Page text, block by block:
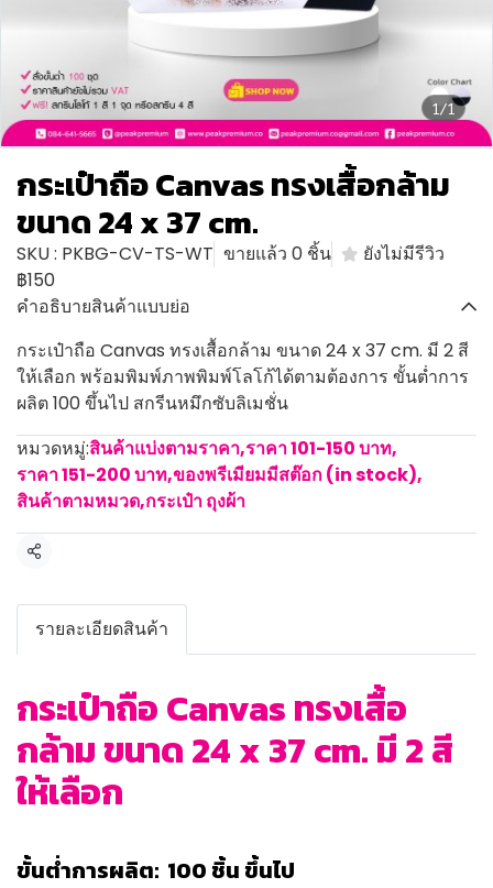
1/1
กระเป๋าถือ Canvas ทรงเสื้อกล้าม
ขนาด 24 x 37 cm.
SKU : PKBG-CV-TS-WT ขายแล้ว 0 ชิ้น
ยังไม่มีรีวิว
฿150
คำอธิบายสินค้าแบบย่อ
กระเป๋าถือ Canvas ทรงเสื้อกล้าม ขนาด 24 x 37 cm. มี 2 สี
ให้เลือก พร้อมพิมพ์ภาพพิมพ์โลโก้ได้ตามต้องการ ขั้นต่ำการ
ผลิต 100 ขึ้นไป สกรีนหมึกซับลิเมชั่น
หมวดหมู่:สินค้าแบ่งตามราคา,ราคา 101-150 บาท,
ราคา 151-200 บาท,ของพรีเมียมมีสต๊อก (in stock),
สินค้าตามหมวด,กระเป๋า ถุงผ้า
แชร์
รายละเอียดสินค้า
กระเป๋าถือ Canvas ทรงเสื้อ
กล้าม ขนาด 24 x 37 cm. มี 2 สี
ให้เลือก
ขั้นต่ำการผลิต: 100 ชิ้น ขึ้นไป